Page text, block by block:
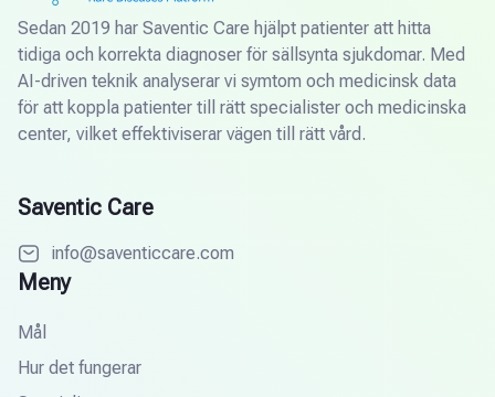
Sedan 2019 har Saventic Care hjälpt patienter att hitta
tidiga och korrekta diagnoser för sällsynta sjukdomar. Med
AI-driven teknik analyserar vi symtom och medicinsk data
för att koppla patienter till rätt specialister och medicinska
center, vilket effektiviserar vägen till rätt vård.
Saventic Care
info@saventiccare.com
Meny
Mål
Hur det fungerar